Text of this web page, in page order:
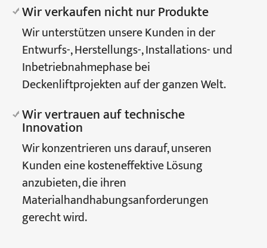
Wir verkaufen nicht nur Produkte
Wir unterstützen unsere Kunden in der
Entwurfs-, Herstellungs-, Installations- und
Inbetriebnahmephase bei
Deckenliftprojekten auf der ganzen Welt.
Wir vertrauen auf technische
Innovation
Wir konzentrieren uns darauf, unseren
Kunden eine kosteneffektive Lösung
anzubieten, die ihren
Materialhandhabungsanforderungen
gerecht wird.